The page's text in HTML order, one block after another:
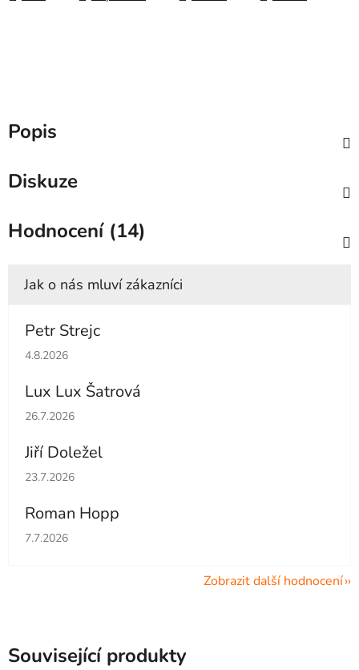
Popis
Diskuze
Hodnocení (14)
Petr Strejc
Hodnocení obchodu je 5 z 5 hvězdiček.
4.8.2026
Lux Lux Šatrová
Hodnocení obchodu je 5 z 5 hvězdiček.
26.7.2026
Jiří Doležel
Hodnocení obchodu je 5 z 5 hvězdiček.
23.7.2026
Roman Hopp
Hodnocení obchodu je 5 z 5 hvězdiček.
7.7.2026
Zobrazit další hodnocení
Související produkty